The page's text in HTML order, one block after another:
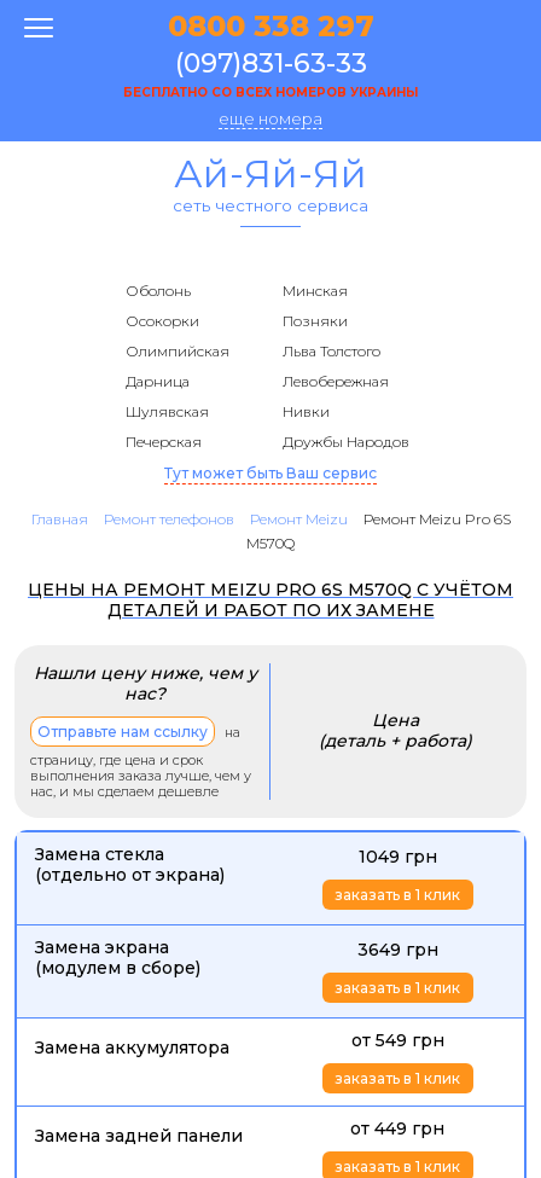
0800 338 297
(097)831-63-33
БЕСПЛАТНО СО ВСЕХ НОМЕРОВ УКРАИНЫ
еще номера
Ай-Яй-Яй
сеть честного сервиса
Оболонь
Минская
Осокорки
Позняки
Олимпийская
Льва Толстого
Дарница
Левобережная
Шулявская
Нивки
Печерская
Дружбы Народов
Тут может быть Ваш сервис
Главная Ремонт телефонов Ремонт Meizu
Ремонт Meizu Pro 6S
M570Q
ЦЕНЫ НА РЕМОНТ MEIZU PRO 6S M570Q С УЧЁТОМ
ДЕТАЛЕЙ И РАБОТ ПО ИХ ЗАМЕНЕ
Нашли цену ниже, чем у
нас?
Отправьте нам ссылку
на
страницу, где цена и срок
выполнения заказа лучше, чем у
нас, и мы сделаем дешевле
Цена
(деталь + работа)
Замена стекла
(отдельно от экрана)
1049 грн
заказать в 1 клик
Замена экрана
(модулем в сборе)
3649 грн
заказать в 1 клик
Замена аккумулятора от 549 грн
заказать в 1 клик
Замена задней панели от 449 грн
заказать в 1 клик